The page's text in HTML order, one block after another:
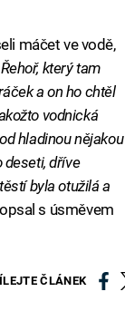
máčet ve vodě,
který tam
a on ho chtěl
vodnická
hladinou nějakou
deseti, dříve
byla otužilá a
s úsměvem
ČLÁNEK